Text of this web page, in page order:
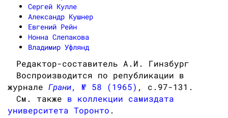
Сергей Кулле
Александр Кушнер
Евгений Рейн
Нонна Слепакова
Владимир Уфлянд
Редактор-составитель А.И. Гинзбург
Воспроизводится по републикации в
журнале Грани, № 58 (1965) , с.97-131.
См. также в коллекции самиздата
университета Торонто .